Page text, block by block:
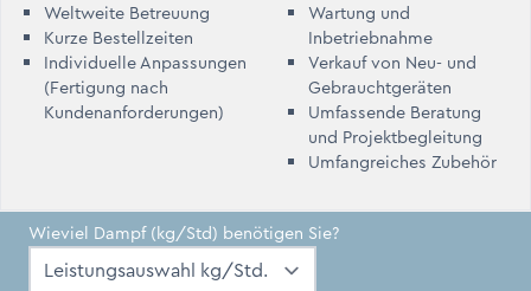
Weltweite Betreuung
Kurze Bestellzeiten
Individuelle Anpassungen
(Fertigung nach
Kundenanforderungen)
Wartung und
Inbetriebnahme
Verkauf von Neu- und
Gebrauchtgeräten
Umfassende Beratung
und Projektbegleitung
Umfangreiches Zubehör
Wieviel Dampf (kg/Std) benötigen Sie?